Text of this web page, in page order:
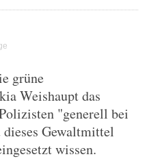
grüne
Weishaupt das
"generell bei
Gewaltmittel
wissen.